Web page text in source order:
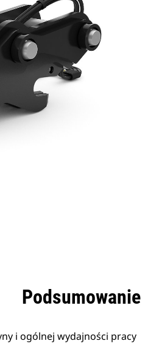
Podsumowanie
i ogólnej wydajności pracy